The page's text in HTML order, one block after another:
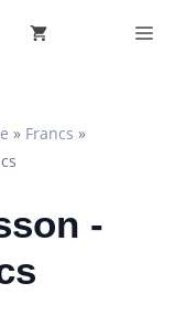
» Francs »
-